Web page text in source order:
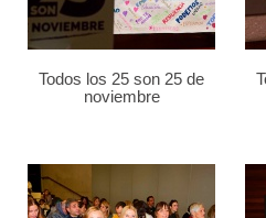
Todos los 25 son 25 de
noviembre